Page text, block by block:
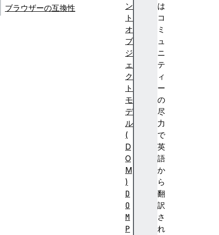
は
コ
ミ
ュ
ニ
テ
ィ
ー
の
尽
力
で
英
語
か
ら
翻
訳
さ
れ
ブラウザーの互換性
ン
ト
オ
ブ
ジ
ェ
ク
ト
モ
デ
ル
(
D
O
M
)
D
O
M
P